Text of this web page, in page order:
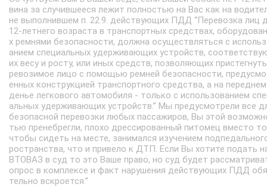
вина за случившееся лежит полностью на Вас как на
не выполнившем п. 22.9. действующих ПДД “Перевозка лиц
12-летнего возраста в транспортных средствах,
х ремнями безопасности, должна осуществляться с
анием специальных удерживающих устройств,
их весу и росту, или иных средств, позволяющих
ревозимое лицо с помощью ремней безопасности,
енных конструкцией транспортного средства, а на
денье легкового автомобиля - только с использованием
альных удерживающих устройств.” Мы предусмотрели все
безопасной перевозки любых пассажиров, Вы этой
тью пренебрегли, плохо дрессированный питомец вместо
чтобы сидеть на месте, занимался изучением
ространства, что и привело к ДТП. Если Вы хотите подать
ВТОВАЗ в суд то это Ваше право, но суд будет
опрос в комплексе и факт нарушения действующих ПДД
тельно вскроется.”